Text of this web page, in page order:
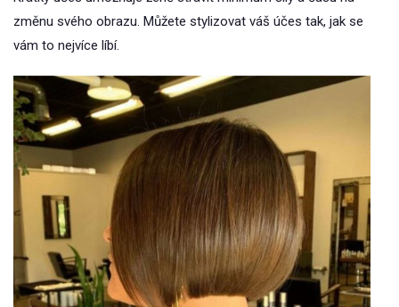
změnu svého obrazu. Můžete stylizovat váš účes tak, jak se
vám to nejvíce líbí.